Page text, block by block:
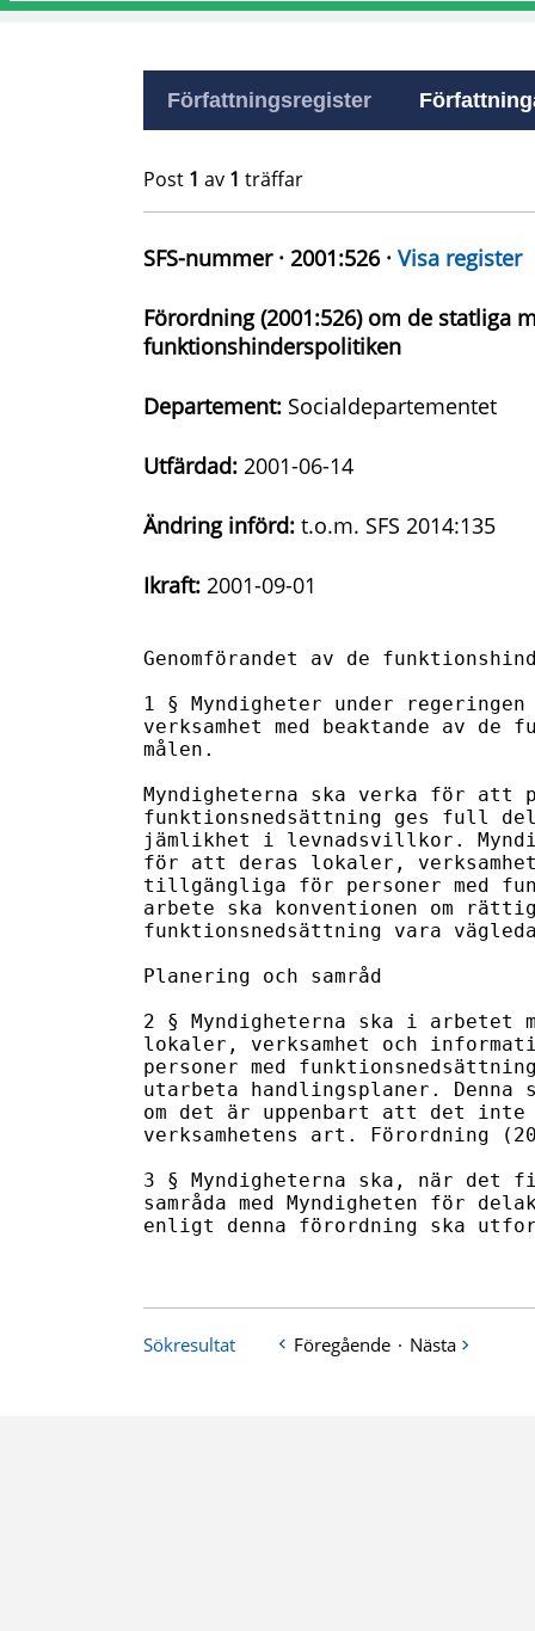
Författningsregister
Post 1 av 1 träffar
SFS-nummer · 2001:526 · Visa register
Förordning (2001:526) om de statliga
funktionshinderspolitiken
Departement: Socialdepartementet
Utfärdad: 2001-06-14
Ändring införd: t.o.m. SFS 2014:135
Ikraft: 2001-09-01
Genomförandet av de
1 § Myndigheter under
verksamhet med beaktande av
målen.
Myndigheterna ska verka för att
funktionsnedsättning ges full
jämlikhet i levnadsvillkor.
för att deras lokaler,
tillgängliga för personer med
arbete ska konventionen om
funktionsnedsättning vara
Planering och samråd
2 § Myndigheterna ska i arbetet
lokaler, verksamhet och
personer med
utarbeta handlingsplaner.
om det är uppenbart att det inte
verksamhetens art. Förordning
3 § Myndigheterna ska, när
samråda med Myndigheten för
enligt denna förordning ska
Sökresultat Föregående · Nästa